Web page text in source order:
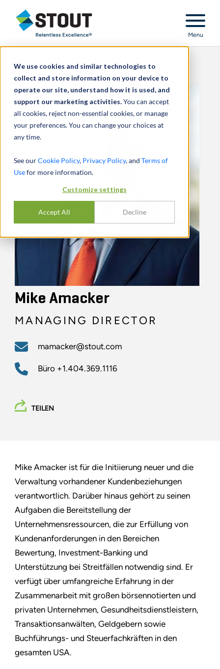
We use cookies and similar technologies to
collect and store information on your device to
operate our site, understand how it is used, and
support our marketing activities.You can accept
all cookies, reject non-essential cookies, or manage
your preferences. You can change your choices at
any time.
See ourCookie Policy, Privacy Policy, and Terms of
Usefor more information.
Customize settings
Accept All Decline
Stout Relentless Excellence
Menu
Mike Amacker
MANAGING DIRECTOR
mamacker@stout.com
Büro +1.404.369.1116
TEILEN
Mike Amacker ist für die Initiierung neuer und die
Verwaltung vorhandener Kundenbeziehungen
verantwortlich. Darüber hinaus gehört zu seinen
Aufgaben die Bereitstellung der
Unternehmensressourcen, die zur Erfüllung von
Kundenanforderungen in den Bereichen
Bewertung, Investment-Banking und
Unterstützung bei Streitfällen notwendig sind. Er
verfügt über umfangreiche Erfahrung in der
Zusammenarbeit mit großen börsennotierten und
privaten Unternehmen, Gesundheitsdienstleistern,
Transaktionsanwälten, Geldgebern sowie
Buchführungs- und Steuerfachkräften in den
gesamten USA.